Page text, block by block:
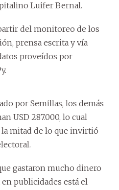
Luifer Bernal.
del monitoreo de los
prensa escrita y vía
proveídos por
por Semillas, los demás
USD 287.000, lo cual
la mitad de lo que invirtió
gastaron mucho dinero
publicidades está el